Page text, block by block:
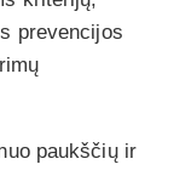
prevencijos
paukščių ir